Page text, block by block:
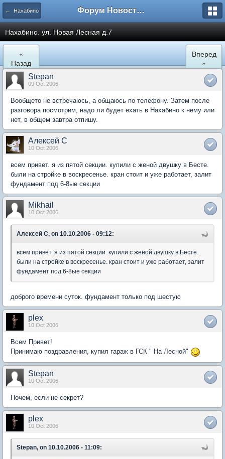
← Нахабино Форум Новостройки
Нахабино. ул. Новая Лесная д.7
«
Назад
Вперед
»
Stepan
09 Oct 2006
Вообщето не встречаюсь, а общаюсь по телефону. Затем после
разговора посмотрим, надо ли будет ехать в Нахабино к нему или
нет, в общем завтра отпишу.
Алексей C
10 Oct 2006
всем привет. я из пятой секции. купили с женой двушку в Бесте.
были на стройке в воскресенье. кран стоит и уже работает, залит
фундамент под 6-8ые секции
Mikhail
10 Oct 2006
Алексей C, on 10.10.2006 - 09:12:
всем привет. я из пятой секции. купили с женой двушку в Бесте.
были на стройке в воскресенье. кран стоит и уже работает, залит
фундамент под 6-8ые секции
доброго времени суток. фундамент только под шестую
plex
10 Oct 2006
Всем Привет!
Принимаю поздравления, купил гараж в ГСК " На Лесной"
Stepan
10 Oct 2006
Почем, если не секрет?
plex
10 Oct 2006
Stepan, on 10.10.2006 - 11:09: